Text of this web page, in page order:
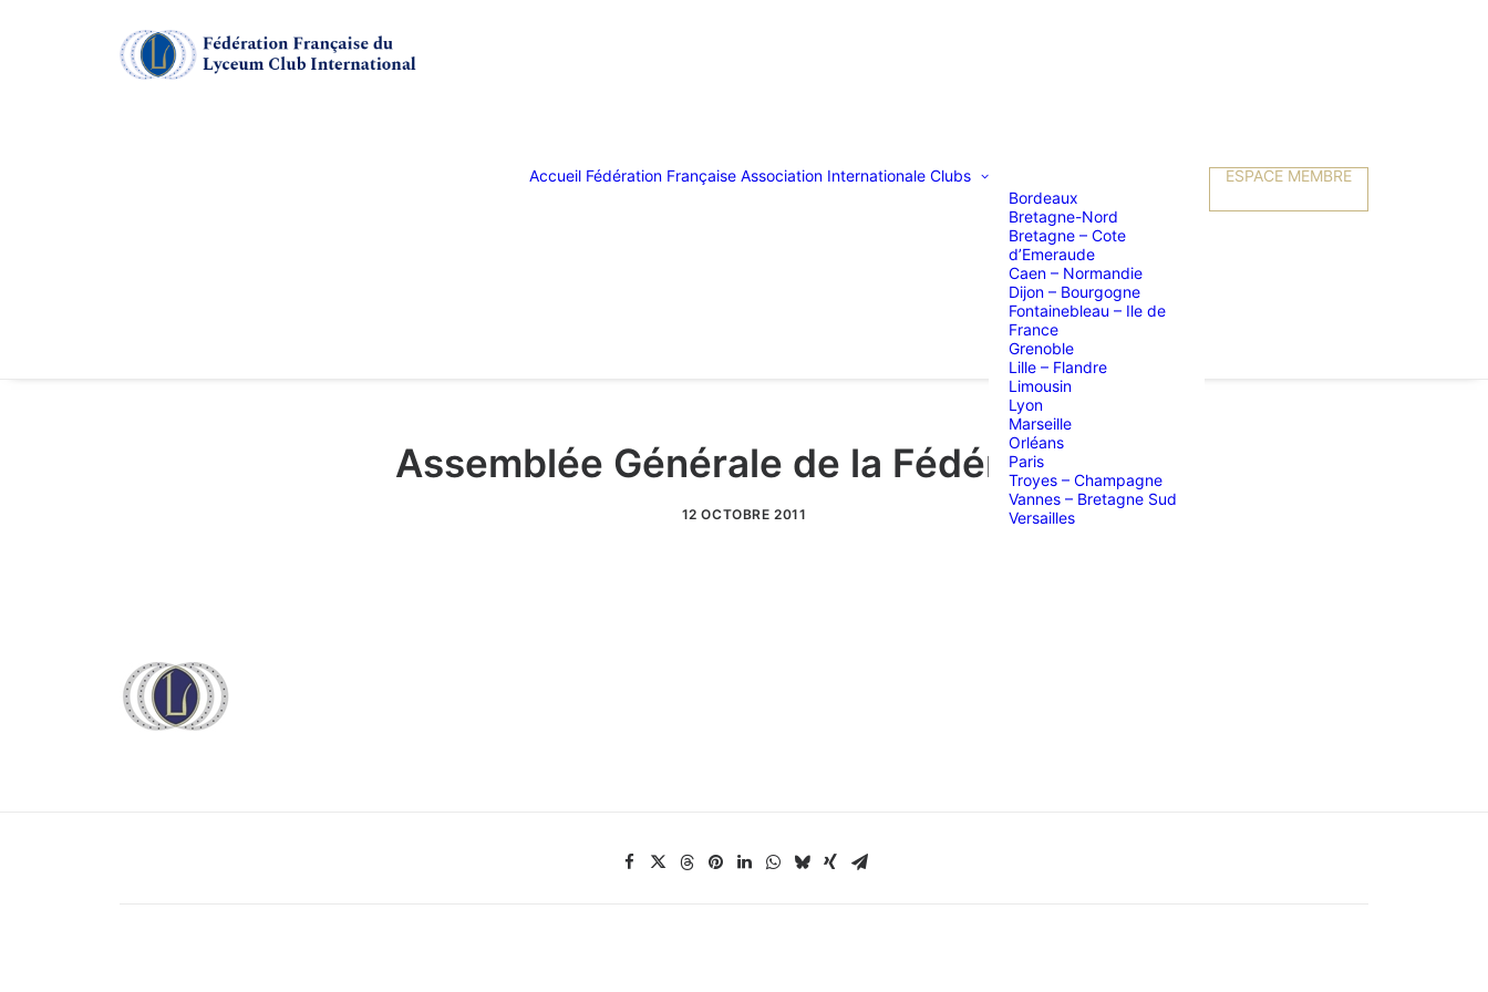
Accueil Fédération Française Association Internationale Clubs
Bordeaux
Bretagne-Nord
Bretagne – Cote
d’Emeraude
Caen – Normandie
Dijon – Bourgogne
Fontainebleau – Ile de
France
Grenoble
Lille – Flandre
Limousin
Lyon
Marseille
Orléans
Paris
Troyes – Champagne
Vannes – Bretagne Sud
Versailles
ESPACE MEMBRE
Assemblée Générale de la Fédération
12 OCTOBRE 2011